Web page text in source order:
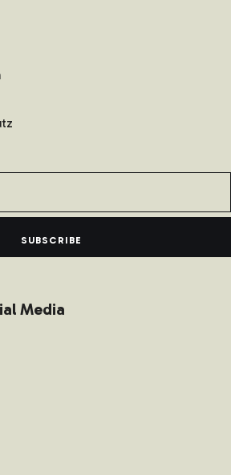
SUBSCRIBE
Media